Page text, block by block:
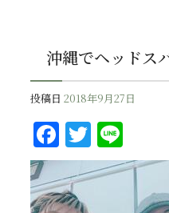
沖縄でヘッドス
投稿日 2018年9月27日
F
a
c
T
w
it
n
e